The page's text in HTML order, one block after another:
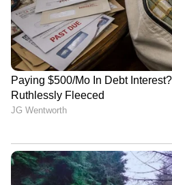
ലക്ഷക്കണക്കിന്
സ്വപ്നങ്ങൾ തകർത്ത
അയോഗ്യയാക്കിയതിൽ
അമിത് ഷാ